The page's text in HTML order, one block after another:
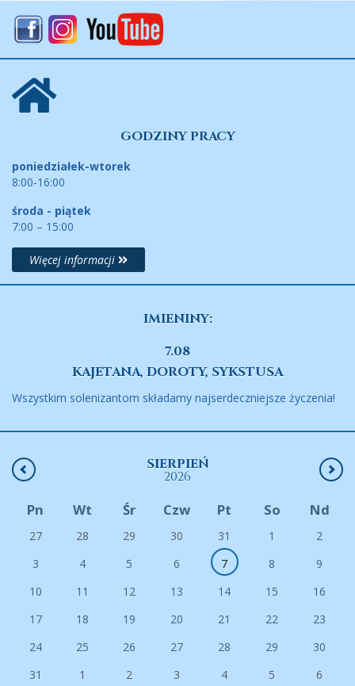
GODZINY PRACY
poniedziałek-wtorek
8:00-16:00
środa - piątek
7:00 – 15:00
Więcej informacji
IMIENINY:
7.08
KAJETANA, DOROTY, SYKSTUSA
Wszystkim solenizantom składamy najserdeczniejsze życzenia!
SIERPIEŃ
2026
Pn Wt Śr Czw Pt So Nd
27 28 29 30 31 1
2
3
4 5 6 7 8
9
10
11 12 13 14 15
16
17
18 19 20 21 22
23
24
25 26 27 28 29
30
31
1 2 3 4 5 6